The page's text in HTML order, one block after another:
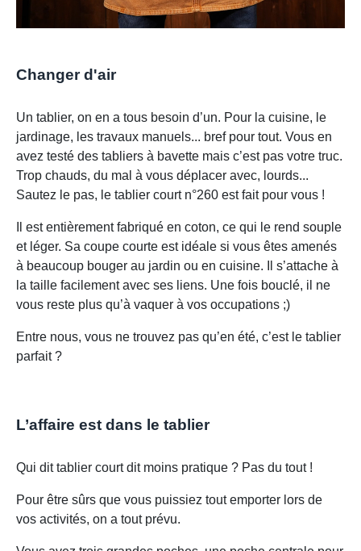
Changer d'air
Un tablier, on en a tous besoin d’un. Pour la cuisine, le
jardinage, les travaux manuels... bref pour tout. Vous en
avez testé des tabliers à bavette mais c’est pas votre truc.
Trop chauds, du mal à vous déplacer avec, lourds...
Sautez le pas, le tablier court n°260 est fait pour vous !
Il est entièrement fabriqué en coton, ce qui le rend souple
et léger. Sa coupe courte est idéale si vous êtes amenés
à beaucoup bouger au jardin ou en cuisine. Il s’attache à
la taille facilement avec ses liens. Une fois bouclé, il ne
vous reste plus qu’à vaquer à vos occupations ;)
Entre nous, vous ne trouvez pas qu’en été, c’est le tablier
parfait ?
L’affaire est dans le tablier
Qui dit tablier court dit moins pratique ? Pas du tout !
Pour être sûrs que vous puissiez tout emporter lors de
vos activités, on a tout prévu.